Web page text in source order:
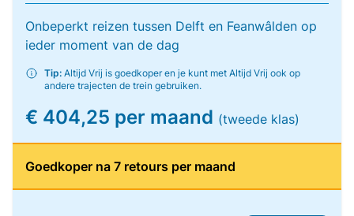
Onbeperkt reizen tussen Delft en Feanwâlden op
ieder moment van de dag
Tip: Altijd Vrij is goedkoper en je kunt met Altijd Vrij ook op
andere trajecten de trein gebruiken.
€ 404,25 per maand (tweede klas)
Goedkoper na 7 retours per maand